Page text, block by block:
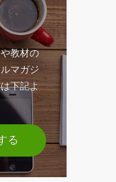
教材の
マガジ
下記よ
る